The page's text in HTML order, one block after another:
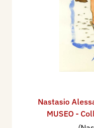
Nastasio
MUSEO -